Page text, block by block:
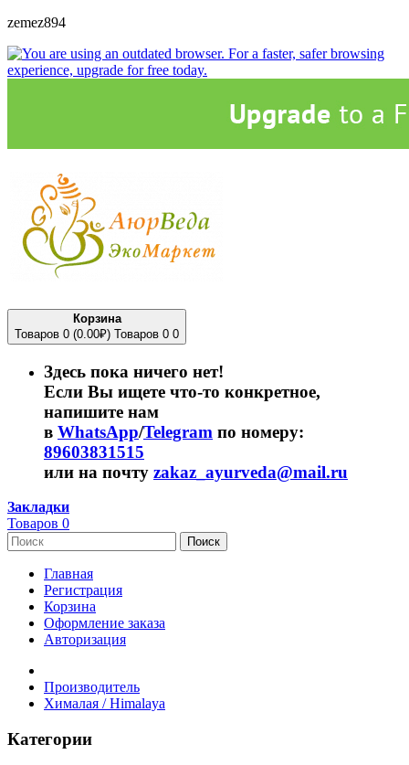
zemez894
Корзина
Товаров 0 (0.00₽) Товаров 0 0
Здесь пока ничего нет!
Если Вы ищете что-то конкретное,
напишите нам
в WhatsApp/Telegram по номеру:
89603831515
или на почту zakaz_ayurveda@mail.ru
Закладки
Товаров 0
Поиск
Главная
Регистрация
Корзина
Оформление заказа
Авторизация
Производитель
Хималая / Himalaya
Категории